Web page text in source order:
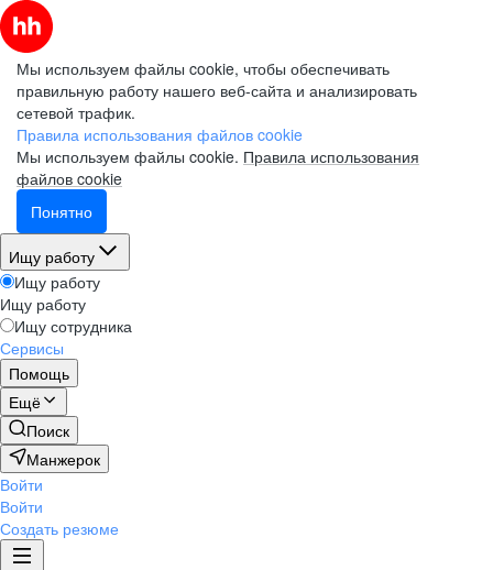
Мы используем файлы cookie, чтобы обеспечивать
правильную работу нашего веб-сайта и анализировать
сетевой трафик.
Правила использования файлов cookie
Мы используем файлы cookie. Правила использования
файлов cookie
Понятно
Ищу работу
Ищу работу
Ищу работу
Ищу сотрудника
Сервисы
Помощь
Ещё
Поиск
Манжерок
Войти
Войти
Создать резюме